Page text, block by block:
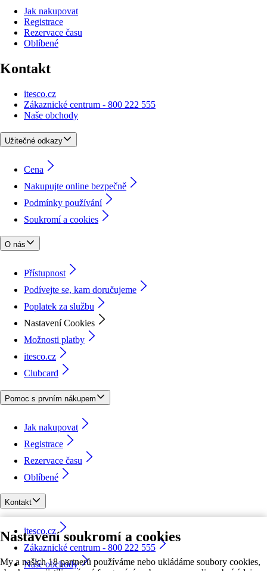
Nastavení soukromí a cookies
My a našich 18 partnerů používáme nebo ukládáme soubory cookies,
Jak nakupovat
Registrace
Rezervace času
Oblíbené
Kontakt
itesco.cz
Zákaznické centrum - 800 222 555
Naše obchody
Užitečné odkazy
Cena
Nakupujte online bezpečně
Podmínky používání
Soukromí a cookies
O nás
Přístupnost
Podívejte se, kam doručujeme
Poplatek za službu
Nastavení Cookies
Možnosti platby
itesco.cz
Clubcard
Pomoc s prvním nákupem
Jak nakupovat
Registrace
Rezervace času
Oblíbené
Kontakt
itesco.cz
Zákaznické centrum - 800 222 555
Naše obchody